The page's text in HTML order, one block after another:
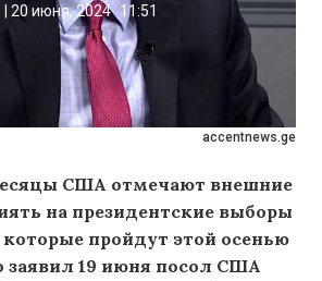
accentnews.ge
20 июня, 2024 11:51
США отмечают внешние
на президентские выборы
пройдут этой осенью
заявил 19 июня посол США